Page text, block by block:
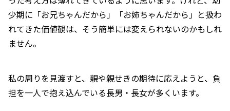
少期に「お兄ちゃんだから」「お姉ちゃんだから」と扱わ
れてきた価値観は、そう簡単には変えられないのかもしれ
ません。
私の周りを見渡すと、親や親せきの期待に応えようと、負
担を一人で抱え込んでいる長男・長女が多くいます。